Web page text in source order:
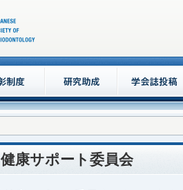
健康サポート委員会